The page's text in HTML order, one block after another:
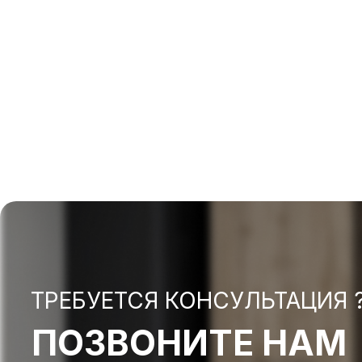
ТРЕБУЕТСЯ КОНСУЛЬТАЦИЯ
ПОЗВОНИТЕ НАМ